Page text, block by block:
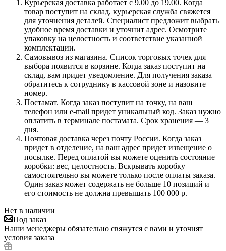
Курьерская доставка работает с 9.00 до 19.00. Когда
товар поступит на склад, курьерская служба свяжется
для уточнения деталей. Специалист предложит выбрать
удобное время доставки и уточнит адрес. Осмотрите
упаковку на целостность и соответствие указанной
комплектации.
Самовывоз из магазина. Список торговых точек для
выбора появится в корзине. Когда заказ поступит на
склад, вам придет уведомление. Для получения заказа
обратитесь к сотруднику в кассовой зоне и назовите
номер.
Постамат. Когда заказ поступит на точку, на ваш
телефон или e-mail придет уникальный код. Заказ нужно
оплатить в терминале постамата. Срок хранения — 3
дня.
Почтовая доставка через почту России. Когда заказ
придет в отделение, на ваш адрес придет извещение о
посылке. Перед оплатой вы можете оценить состояние
коробки: вес, целостность. Вскрывать коробку
самостоятельно вы можете только после оплаты заказа.
Один заказ может содержать не больше 10 позиций и
его стоимость не должна превышать 100 000 р.
Нет в наличии
Под заказ
Наши менеджеры обязательно свяжутся с вами и уточнят
условия заказа